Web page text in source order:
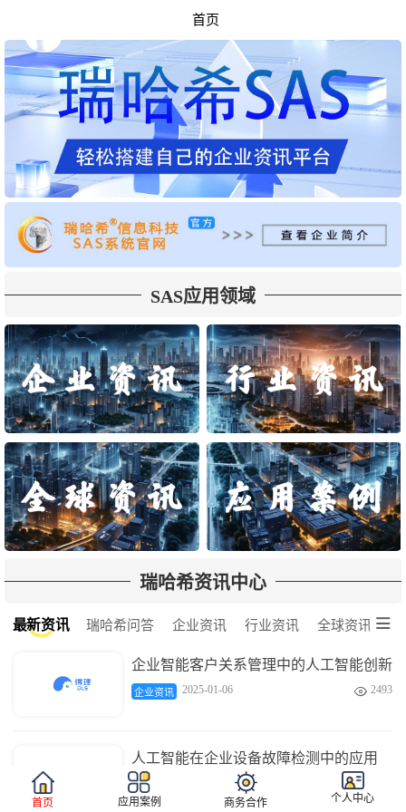
首页
SAS应用领域
瑞哈希资讯中心
最新资讯 瑞哈希问答 企业资讯 行业资讯 全球资讯 
企业智能客户关系管理中的人工智能创新
企业资讯 2025-01-06  2493
人工智能在企业设备故障检测中的应用
企业资讯 
首页
应用案例 商务合作 个人中心